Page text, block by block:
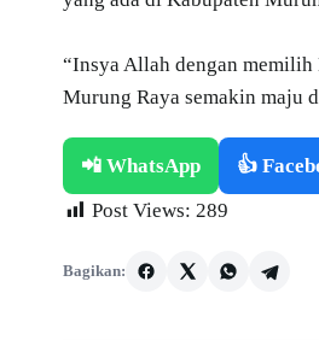
“Insya Allah dengan memilih
Murung Raya semakin maju
📲 WhatsApp 👍
Post Views: 289
Bagikan: